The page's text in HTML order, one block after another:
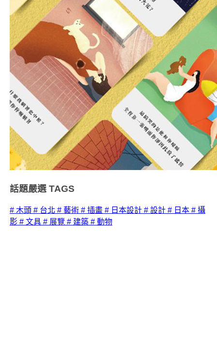
話題嚴選 TAGS
# 木頭 # 台北 # 藝術 # 插畫 # 日本設計 # 設計 # 日本 # 攝
影 # 文具 # 展覽 # 建築 # 動物